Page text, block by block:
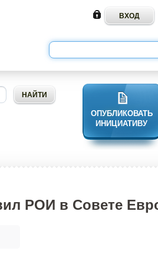
ОПУБЛИКОВАТЬ
ИНИЦИАТИВУ
РОИ в Совете